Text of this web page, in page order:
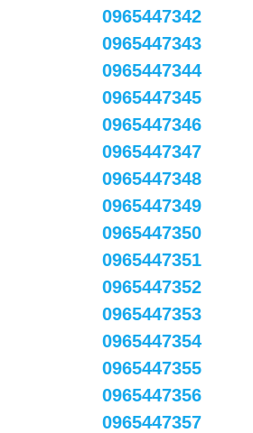
0965447342
0965447343
0965447344
0965447345
0965447346
0965447347
0965447348
0965447349
0965447350
0965447351
0965447352
0965447353
0965447354
0965447355
0965447356
0965447357